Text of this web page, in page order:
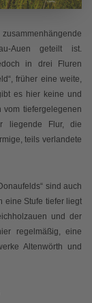
Auen geteilt ist.
in drei Fluren
früher eine weite,
es hier keine und
vom tiefergelegenen
liegende Flur, die
teils verlandete
sind auch
eine Stufe tiefer liegt
und der
regelmäßig, eine
Altenwörth und